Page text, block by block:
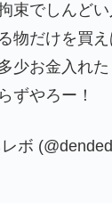
束でしんど
物だけを買
少お金入れ
ずやろー！
ボ